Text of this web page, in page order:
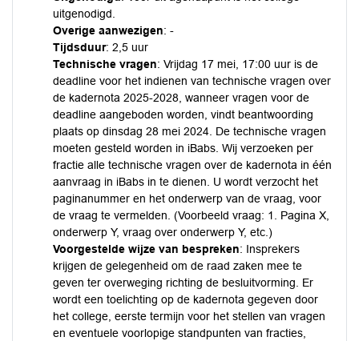
uitgenodigd.
Overige aanwezigen: -
Tijdsduur: 2,5 uur
Technische vragen: Vrijdag 17 mei, 17:00 uur is de
deadline voor het indienen van technische vragen over
de kadernota 2025-2028, wanneer vragen voor de
deadline aangeboden worden, vindt beantwoording
plaats op dinsdag 28 mei 2024. De technische vragen
moeten gesteld worden in iBabs. Wij verzoeken per
fractie alle technische vragen over de kadernota in één
aanvraag in iBabs in te dienen. U wordt verzocht het
paginanummer en het onderwerp van de vraag, voor
de vraag te vermelden. (Voorbeeld vraag: 1. Pagina X,
onderwerp Y, vraag over onderwerp Y, etc.)
Voorgestelde wijze van bespreken: Insprekers
krijgen de gelegenheid om de raad zaken mee te
geven ter overweging richting de besluitvorming. Er
wordt een toelichting op de kadernota gegeven door
het college, eerste termijn voor het stellen van vragen
en eventuele voorlopige standpunten van fracties,